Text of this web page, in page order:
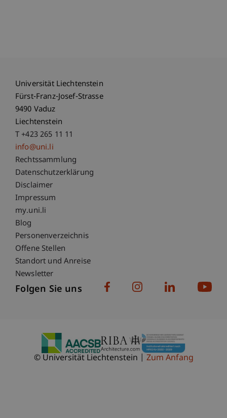
Universität Liechtenstein
Fürst-Franz-Josef-Strasse
9490 Vaduz
Liechtenstein
T +423 265 11 11
info@uni.li
Fußzeile Rechtliche Hinweise
Rechtssammlung
Datenschutzerklärung
Disclaimer
Impressum
Fußzeile Subdomain-Verzeichnis
my.uni.li
Blog
Personenverzeichnis
Offene Stellen
Standort und Anreise
Newsletter
Folgen Sie uns
© Universität Liechtenstein Zum Anfang